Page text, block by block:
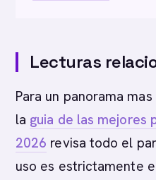
Lecturas
Para un panorama
la guia de las mejores
2026 revisa todo el
uso es estrictamente